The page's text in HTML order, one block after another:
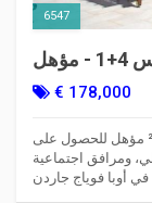
6547
ألانيا أوبا فوياج غاردن للبيع دوبلكس 4+1 - مؤهل
على الجنسية
€ 178,000
للبيع في أوبا، ألانيا: دوبلكس 4+1 بمساحة 165 م² مؤهل للحصول على
ومرافق اجتماعية